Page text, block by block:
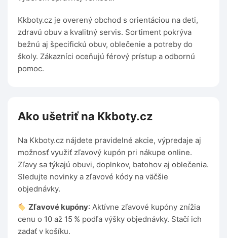
Kkboty.cz je overený obchod s orientáciou na deti,
zdravú obuv a kvalitný servis. Sortiment pokrýva
bežnú aj špecifickú obuv, oblečenie a potreby do
školy. Zákazníci oceňujú férový prístup a odbornú
pomoc.
Ako ušetriť na Kkboty.cz
Na Kkboty.cz nájdete pravidelné akcie, výpredaje aj
možnosť využiť zľavový kupón pri nákupe online.
Zľavy sa týkajú obuvi, doplnkov, batohov aj oblečenia.
Sledujte novinky a zľavové kódy na väčšie
objednávky.
Zľavové kupóny: Aktívne zľavové kupóny znížia
cenu o 10 až 15 % podľa výšky objednávky. Stačí ich
zadať v košíku.